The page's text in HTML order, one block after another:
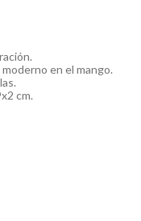
en el mango.
cm.